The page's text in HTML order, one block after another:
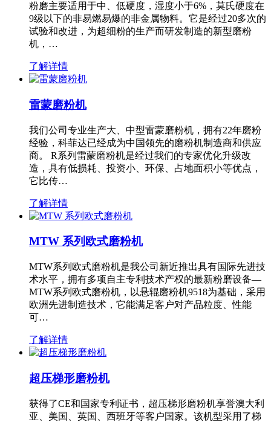
粉磨主要适用于中、低硬度，湿度小于6%，莫氏硬度在
9级以下的非易燃易爆的非金属物料。它是经过20多次的
试验和改进，为超细粉的生产而研发制造的新型磨粉
机，…
了解详情
雷蒙磨粉机
我们公司专业生产大、中型雷蒙磨粉机，拥有22年磨粉
经验，科菲达已经成为中国领先的磨粉机制造商和供应
商。 R系列雷蒙磨粉机是经过我们的专家优化升级改
造，具有低损耗、投资小、环保、占地面积小等优点，
它比传…
了解详情
MTW 系列欧式磨粉机
MTW系列欧式磨粉机是我公司新近推出具有国际先进技
术水平，拥有多项自主专利技术产权的最新粉磨设备—
MTW系列欧式磨粉机，以悬辊磨粉机9518为基础，采用
欧洲先进制造技术，它能满足客户对产品粒度、性能
可…
了解详情
超压梯形磨粉机
获得了CE和国家专利证书，超压梯形磨粉机享誉澳大利
亚、美国、英国、西班牙等客户国家。该机型采用了梯